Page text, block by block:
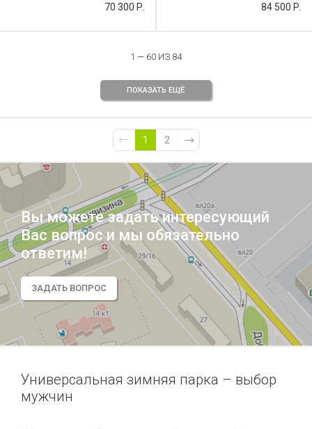
70 300 Р. 84 500 Р.
1 — 60 ИЗ 84
ПОКАЗАТЬ ЕЩЁ
1 2
Вы можете задать интересующий
Вас вопрос и мы обязательно
ответим!
ЗАДАТЬ ВОПРОС
Универсальная зимняя парка – выбор
мужчин